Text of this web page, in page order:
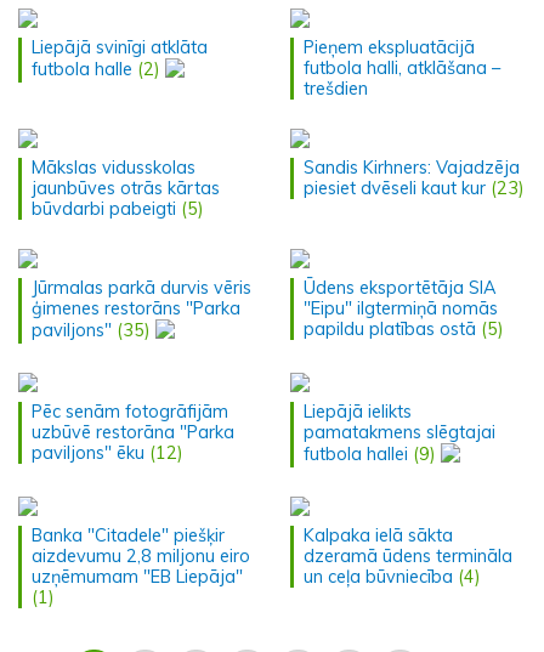
Liepājā svinīgi atklāta
futbola halle (2)
Pieņem ekspluatācijā
futbola halli, atklāšana –
trešdien
Mākslas vidusskolas
jaunbūves otrās kārtas
būvdarbi pabeigti (5)
Sandis Kirhners: Vajadzēja
piesiet dvēseli kaut kur (23)
Jūrmalas parkā durvis vēris
ģimenes restorāns "Parka
paviljons" (35)
Ūdens eksportētāja SIA
"Eipu" ilgtermiņā nomās
papildu platības ostā (5)
Pēc senām fotogrāfijām
uzbūvē restorāna "Parka
paviljons" ēku (12)
Liepājā ielikts
pamatakmens slēgtajai
futbola hallei (9)
Banka "Citadele" piešķir
aizdevumu 2,8 miljonu eiro
uzņēmumam "EB Liepāja"
(1)
Kalpaka ielā sākta
dzeramā ūdens termināla
un ceļa būvniecība (4)